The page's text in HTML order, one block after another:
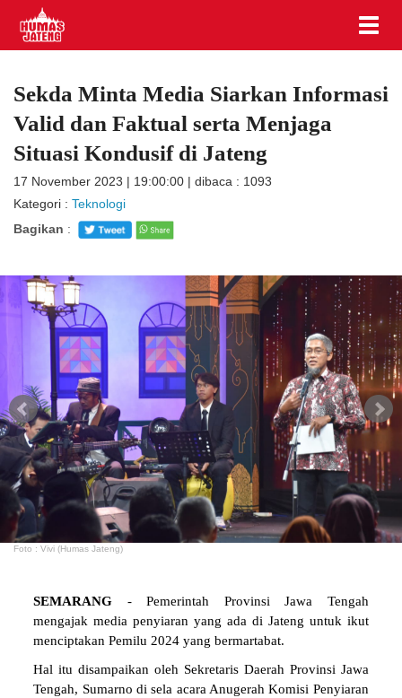
Sekda Minta Media Siarkan Informasi
Valid dan Faktual serta Menjaga
Situasi Kondusif di Jateng
17 November 2023 | 19:00:00 | dibaca : 1093
Kategori : Teknologi
Bagikan :
Foto : Vivi (Humas Jateng)
SEMARANG - Pemerintah Provinsi Jawa Tengah
mengajak media penyiaran yang ada di Jateng untuk ikut
menciptakan Pemilu 2024 yang bermartabat.
Hal itu disampaikan oleh Sekretaris Daerah Provinsi Jawa
Tengah, Sumarno di sela acara Anugerah Komisi Penyiaran